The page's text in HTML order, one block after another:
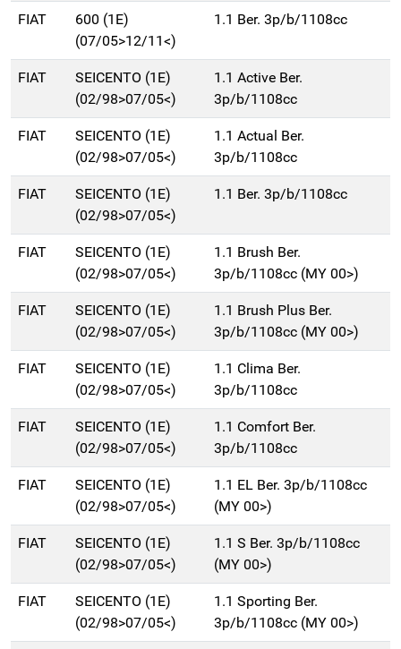
FIAT
600 (1E)
(07/05>12/11<)
1.1 Ber. 3p/b/1108cc
FIAT
SEICENTO (1E)
(02/98>07/05<)
1.1 Active Ber.
3p/b/1108cc
FIAT
SEICENTO (1E)
(02/98>07/05<)
1.1 Actual Ber.
3p/b/1108cc
FIAT
SEICENTO (1E)
(02/98>07/05<)
1.1 Ber. 3p/b/1108cc
FIAT
SEICENTO (1E)
(02/98>07/05<)
1.1 Brush Ber.
3p/b/1108cc (MY 00>)
FIAT
SEICENTO (1E)
(02/98>07/05<)
1.1 Brush Plus Ber.
3p/b/1108cc (MY 00>)
FIAT
SEICENTO (1E)
(02/98>07/05<)
1.1 Clima Ber.
3p/b/1108cc
FIAT
SEICENTO (1E)
(02/98>07/05<)
1.1 Comfort Ber.
3p/b/1108cc
FIAT
SEICENTO (1E)
(02/98>07/05<)
1.1 EL Ber. 3p/b/1108cc
(MY 00>)
FIAT
SEICENTO (1E)
(02/98>07/05<)
1.1 S Ber. 3p/b/1108cc
(MY 00>)
FIAT
SEICENTO (1E)
(02/98>07/05<)
1.1 Sporting Ber.
3p/b/1108cc (MY 00>)